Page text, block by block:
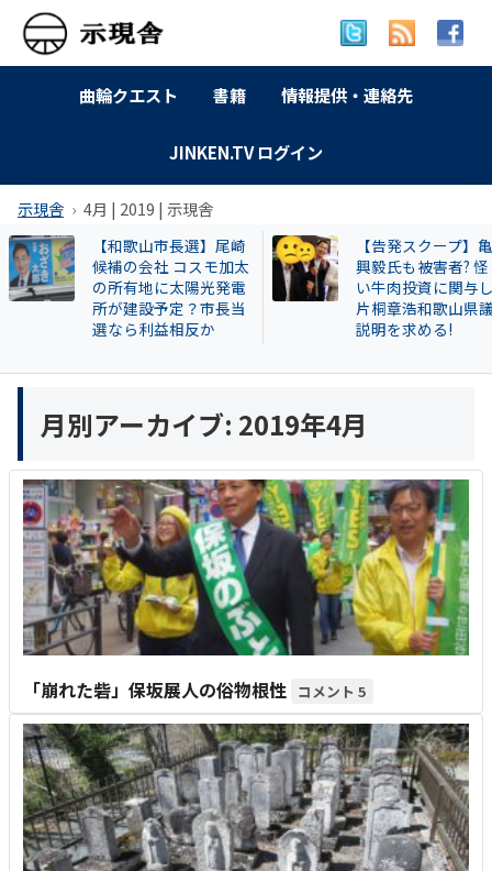
曲輪クエスト 書籍 情報提供・連絡先
JINKEN.TV ログイン
示現舎 4月 | 2019 | 示現舎
【和歌山市長選】尾崎
候補の会社 コスモ加太
の所有地に太陽光発電
所が建設予定？市長当
選なら利益相反か
【告発スクープ】
興毅氏も被害者?
い牛肉投資に関与
片桐章浩和歌山県
説明を求める!
月別アーカイブ: 2019年4月
「崩れた砦」保坂展人の俗物根性 5